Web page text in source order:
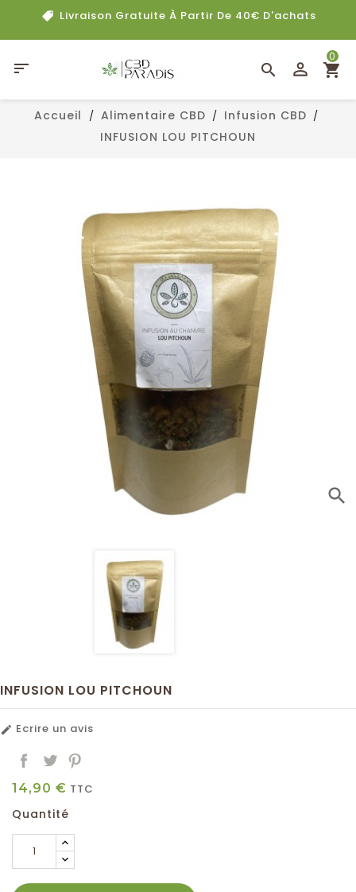
Livraison Gratuite À Partir De 40€ D'achats

0
Accueil Alimentaire CBD
Infusion CBD
INFUSION LOU PITCHOUN
search
INFUSION LOU PITCHOUN
 Ecrire un avis
14,90 € TTC
Quantité